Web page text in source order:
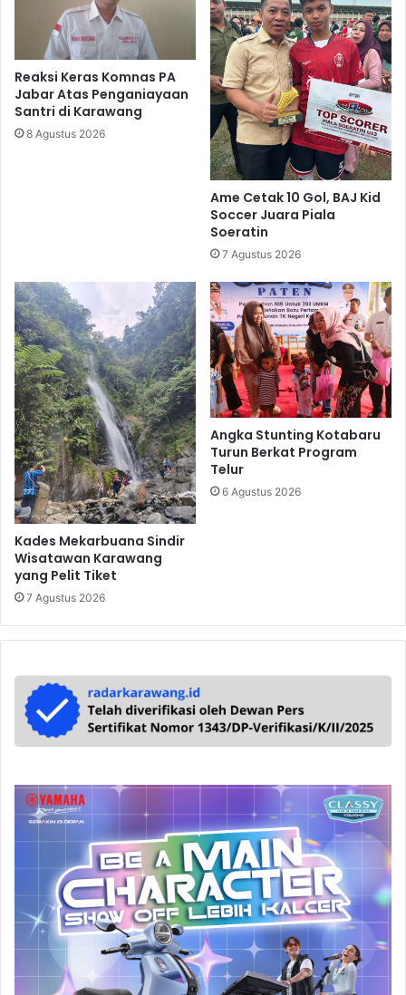
Reaksi Keras Komnas PA
Jabar Atas Penganiayaan
Santri di Karawang
8 Agustus 2026
Ame Cetak 10 Gol, BAJ Kid
Soccer Juara Piala
Soeratin
7 Agustus 2026
Kades Mekarbuana Sindir
Wisatawan Karawang
yang Pelit Tiket
7 Agustus 2026
Angka Stunting Kotabaru
Turun Berkat Program
Telur
6 Agustus 2026